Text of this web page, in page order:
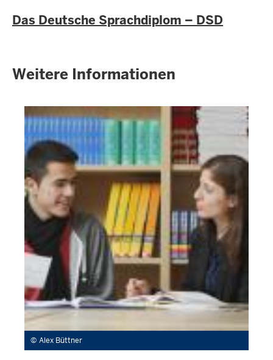
Das Deutsche Sprachdiplom – DSD
Weitere Informationen
Alex Büttner